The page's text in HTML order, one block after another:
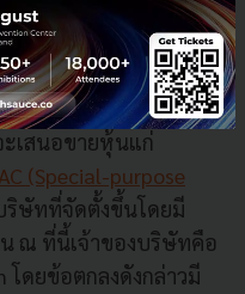
Hathaway
าอุฯนั้น ยังมีความน่า
ที่จะระดมทุนหลายวิธีการ
ะเสนอขายหุ้นแก่
(Special-purpose
ริษัทที่จัดตั้งขึ้นโดยมี
ณ ที่นี้เจ้าของบริษัทคือ
โดยข้อตกลงดังกล่าวมี